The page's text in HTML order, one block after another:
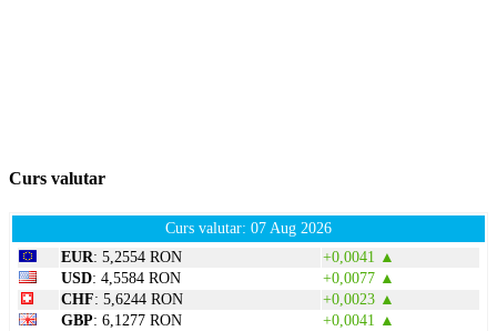
Curs valutar
Curs valutar: 07 Aug 2026
EUR: 5,2554 RON
+0,0041 ▲
USD: 4,5584 RON
+0,0077 ▲
CHF: 5,6244 RON
+0,0023 ▲
GBP: 6,1277 RON
+0,0041 ▲